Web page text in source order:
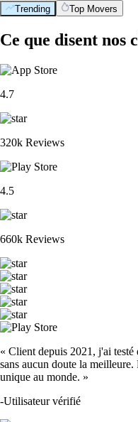
Trending Top Movers
Ce que disent nos
4.7
320k Reviews
4.5
660k Reviews
« Client depuis 2021, j'ai testé
sans aucun doute la
unique au monde. »
-Utilisateur vérifié